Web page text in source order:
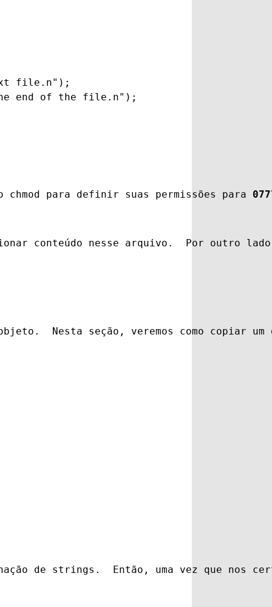
file.n");
end of the file.n");
chmod para definir suas permissões para
conteúdo nesse arquivo.  Por outro
Nesta seção, veremos como copiar
de strings.  Então, uma vez que